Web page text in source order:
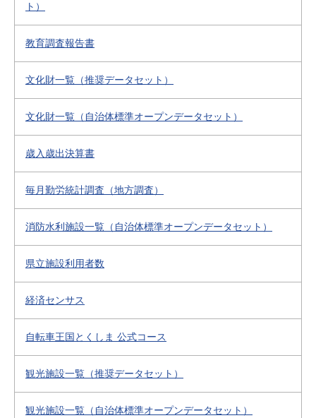
ト）
教育調査報告書
文化財一覧（推奨データセット）
文化財一覧（自治体標準オープンデータセット）
歳入歳出決算書
毎月勤労統計調査（地方調査）
消防水利施設一覧（自治体標準オープンデータセット）
県立施設利用者数
経済センサス
自転車王国とくしま 公式コース
観光施設一覧（推奨データセット）
観光施設一覧（自治体標準オープンデータセット）